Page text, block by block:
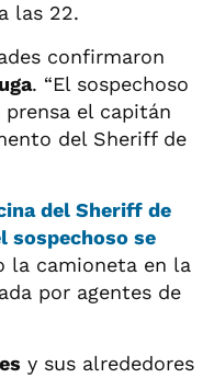
las 22.
confirmaron
. “El sospechoso
prensa el capitán
del Sheriff de
del Sheriff de
sospechoso se
la camioneta en la
por agentes de
y sus alrededores